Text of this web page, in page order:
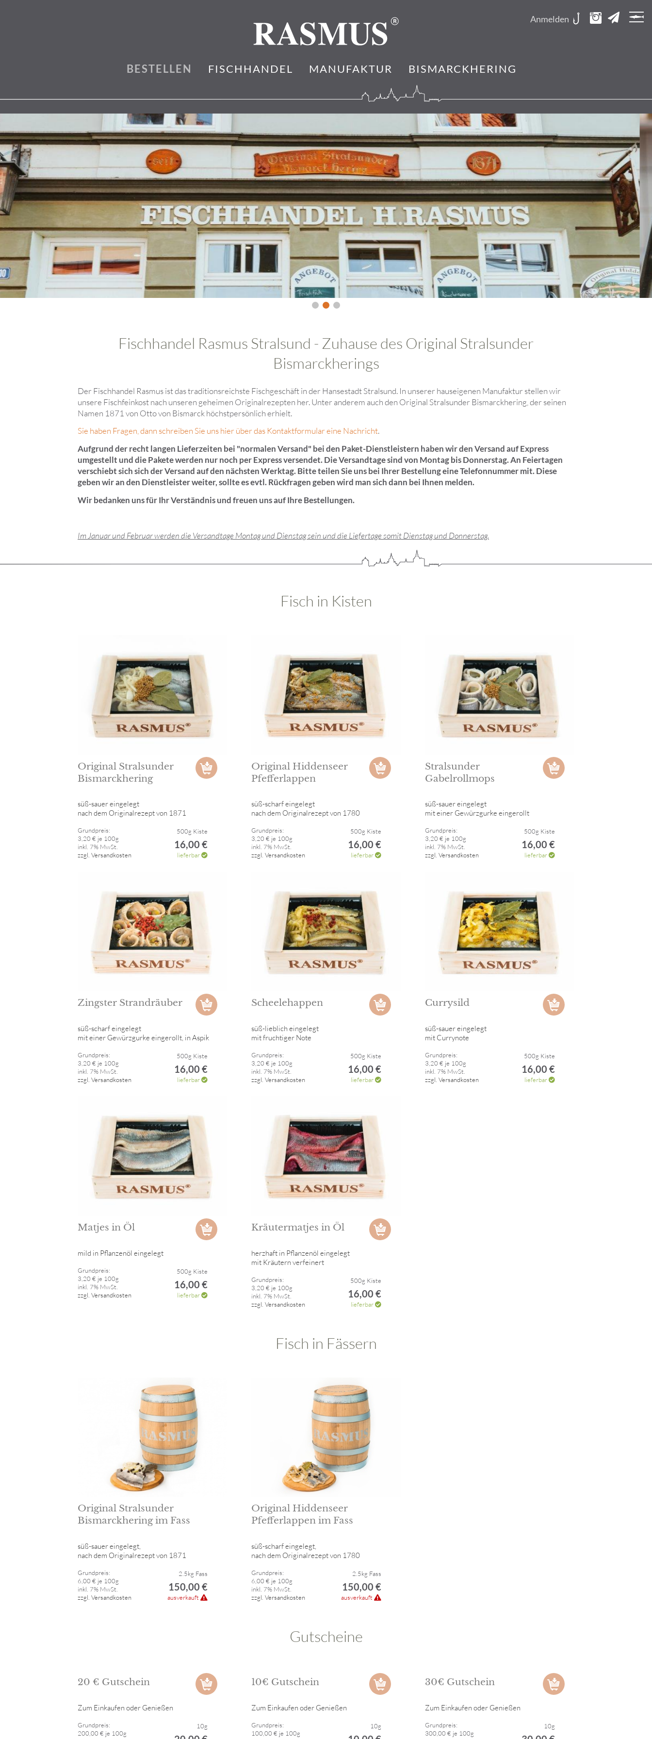
BESTELLEN FISCHHANDEL MANUFAKTUR BISMARCKHERING
Anmelden
Fischhandel Rasmus Stralsund - Zuhause des Original Stralsunder
Bismarckherings
Der Fischhandel Rasmus ist das traditionsreichste Fischgeschäft in der Hansestadt Stralsund. In unserer hauseigenen Manufaktur stellen wir
unsere Fischfeinkost nach unseren geheimen Originalrezepten her. Unter anderem auch den Original Stralsunder Bismarckhering, der seinen
Namen 1871 von Otto von Bismarck höchstpersönlich erhielt.
Sie haben Fragen, dann schreiben Sie uns hier über das Kontaktformular eine Nachricht.
Aufgrund der recht langen Lieferzeiten bei "normalen Versand" bei den Paket-Dienstleistern haben wir den Versand auf Express
umgestellt und die Pakete werden nur noch perExpress versendet. Die Versandtage sind von Montag bis Donnerstag. An Feiertagen
verschiebt sich sich der Versand auf den nächsten Werktag. Bitte teilen Sie uns bei Ihrer Bestellung eine Telefonnummer mit. Diese
geben wir an den Dienstleister weiter, sollte es evtl. Rückfragen geben wird man sich dann bei Ihnen melden.
Wir bedanken uns für Ihr Verständnis und freuen uns auf Ihre Bestellungen.
Im Januar und Februar werden die Versandtage Montag und Dienstag sein und die Liefertage somit Dienstag und Donnerstag.
Fisch in Kisten
Original Stralsunder
Bismarckhering
süß-sauer eingelegt
nach dem Originalrezept von 1871
Grundpreis:
3,20 € je 100g
inkl. 7% MwSt.
zzgl. Versandkosten
500g Kiste
16,00 €
lieferbar
Original Hiddenseer
Pfefferlappen
süß-scharf eingelegt
nach dem Originalrezept von 1780
Grundpreis:
3,20 € je 100g
inkl. 7% MwSt.
zzgl. Versandkosten
500g Kiste
16,00 €
lieferbar
Stralsunder
Gabelrollmops
süß-sauer eingelegt
mit einer Gewürzgurke eingerollt
Grundpreis:
3,20 € je 100g
inkl. 7% MwSt.
zzgl. Versandkosten
500g Kiste
16,00 €
lieferbar
Zingster Strandräuber
süß-scharf eingelegt
mit einer Gewürzgurke eingerollt, in Aspik
Grundpreis:
3,20 € je 100g
inkl. 7% MwSt.
zzgl. Versandkosten
500g Kiste
16,00 €
lieferbar
Scheelehappen
süß-lieblich eingelegt
mit fruchtiger Note
Grundpreis:
3,20 € je 100g
inkl. 7% MwSt.
zzgl. Versandkosten
500g Kiste
16,00 €
lieferbar
Currysild
süß-sauer eingelegt
mit Currynote
Grundpreis:
3,20 € je 100g
inkl. 7% MwSt.
zzgl. Versandkosten
500g Kiste
16,00 €
lieferbar
Matjes in Öl
mild in Pflanzenöl eingelegt
Grundpreis:
3,20 € je 100g
inkl. 7% MwSt.
zzgl. Versandkosten
500g Kiste
16,00 €
lieferbar
Kräutermatjes in Öl
herzhaft in Pflanzenöl eingelegt
mit Kräutern verfeinert
Grundpreis:
3,20 € je 100g
inkl. 7% MwSt.
zzgl. Versandkosten
500g Kiste
16,00 €
lieferbar
Fisch in Fässern
Original Stralsunder
Bismarckhering im Fass
süß-sauer eingelegt,
nach dem Originalrezept von 1871
Grundpreis:
6,00 € je 100g
inkl. 7% MwSt.
zzgl. Versandkosten
2.5kg Fass
150,00 €
ausverkauft
Original Hiddenseer
Pfefferlappen im Fass
süß-scharf eingelegt,
nach dem Originalrezept von 1780
Grundpreis:
6,00 € je 100g
inkl. 7% MwSt.
zzgl. Versandkosten
2.5kg Fass
150,00 €
ausverkauft
Gutscheine
20 € Gutschein
Zum Einkaufen oder Genießen
Grundpreis:
200,00 € je 100g
10g
10€ Gutschein
Zum Einkaufen oder Genießen
Grundpreis:
100,00 € je 100g
10g
30€ Gutschein
Zum Einkaufen oder Genießen
Grundpreis:
300,00 € je 100g
10g